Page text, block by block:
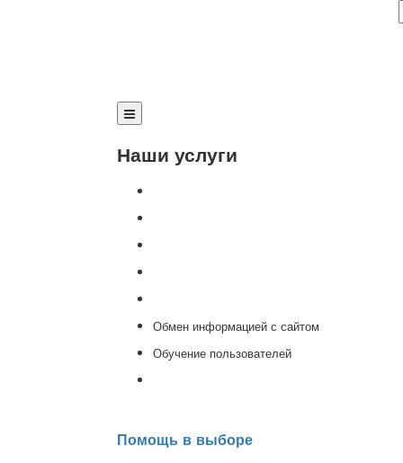
Наши услуги
Обмен информацией с сайтом
Обучение пользователей
Помощь в выборе